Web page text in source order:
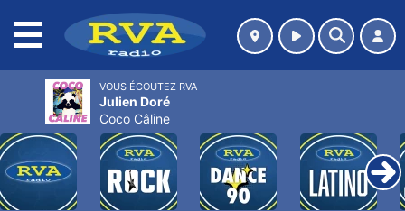
VOUS ÉCOUTEZ RVA
Julien Doré
Coco Câline